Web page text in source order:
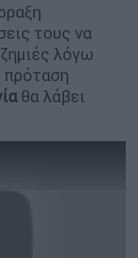
τους να
λόγω
πρόταση
θα λάβει